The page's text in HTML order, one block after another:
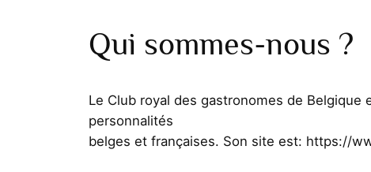
Qui sommes-nous ?
Le Club royal des gastronomes de
personnalités
belges et françaises. Son site est: https://